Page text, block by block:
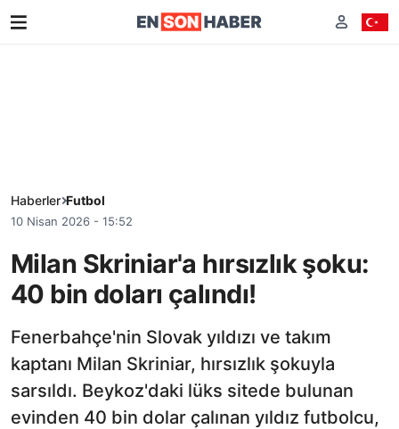
Haberler Futbol
10 Nisan 2026 - 15:52
Milan Skriniar'a hırsızlık şoku:
40 bin doları çalındı!
Fenerbahçe'nin Slovak yıldızı ve takım
kaptanı Milan Skriniar, hırsızlık şokuyla
sarsıldı. Beykoz'daki lüks sitede bulunan
evinden 40 bin dolar çalınan yıldız futbolcu,